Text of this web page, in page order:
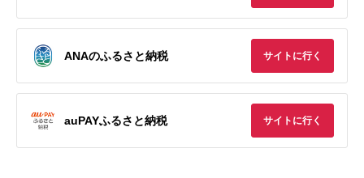
ANAのふるさと納税 サイトに行く
auPAYふるさと納税 サイトに行く